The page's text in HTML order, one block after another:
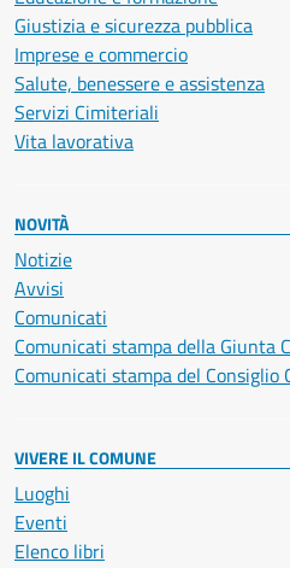
Giustizia e sicurezza pubblica
Imprese e commercio
Salute, benessere e assistenza
Servizi Cimiteriali
Vita lavorativa
NOVITÀ
Notizie
Avvisi
Comunicati
Comunicati stampa della Giunta
Comunicati stampa del Consiglio
VIVERE IL COMUNE
Luoghi
Eventi
Elenco libri